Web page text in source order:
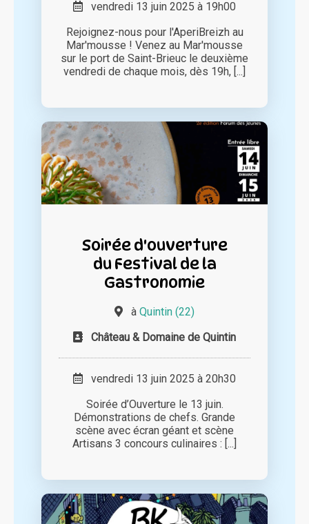
vendredi 13 juin 2025 à 19h00
Rejoignez-nous pour l'AperiBreizh au
Mar'mousse ! Venez au Mar'mousse
sur le port de Saint-Brieuc le deuxième
vendredi de chaque mois, dès 19h, [...]
Soirée d'ouverture
du Festival de la
Gastronomie
à Quintin (22)
Château & Domaine de Quintin
vendredi 13 juin 2025 à 20h30
Soirée d’Ouverture le 13 juin.
Démonstrations de chefs. Grande
scène avec écran géant et scène
Artisans 3 concours culinaires : [...]